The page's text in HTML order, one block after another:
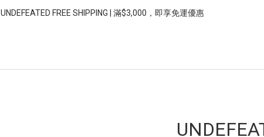
UNDEFEATED FREE SHIPPING | 滿$3,000，即享免運優惠